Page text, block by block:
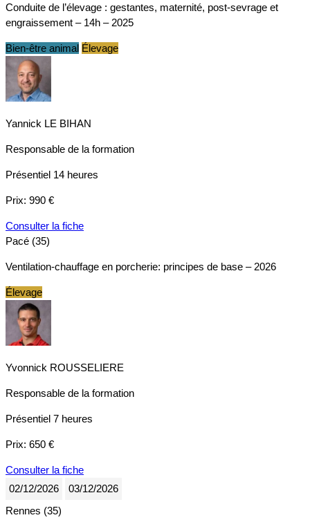
Conduite de l’élevage : gestantes, maternité, post-sevrage et
engraissement – 14h – 2025
Bien-être animal Élevage
Yannick LE BIHAN
Responsable de la formation
Présentiel 14 heures
Prix: 990 €
Consulter la fiche
Pacé (35)
Ventilation-chauffage en porcherie: principes de base – 2026
Élevage
Yvonnick ROUSSELIERE
Responsable de la formation
Présentiel 7 heures
Prix: 650 €
Consulter la fiche
02/12/2026
03/12/2026
Rennes (35)